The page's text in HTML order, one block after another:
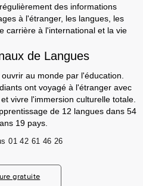
des informations
à l'étranger, les langues, les
carrière à l'international et la vie
de Langues
au monde par l'éducation.
ont voyagé à l'étranger avec
vivre l'immersion culturelle totale.
de 12 langues dans 54
19 pays.
01 42 61 46 26
gratuite